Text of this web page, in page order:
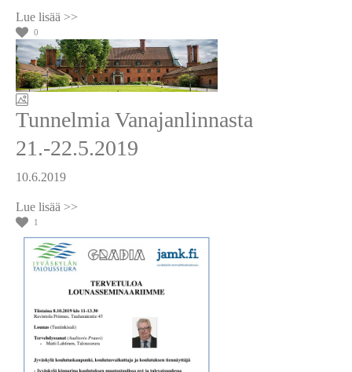
0
Tunnelmia Vanajanlinnasta
21.-22.5.2019
10.6.2019
1